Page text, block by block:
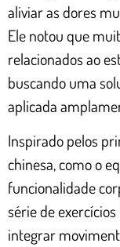
aliviar as dores
Ele notou que
relacionados ao
buscando uma
aplicada
Inspirado pelos
chinesa, como o
funcionalidade
série de
integrar